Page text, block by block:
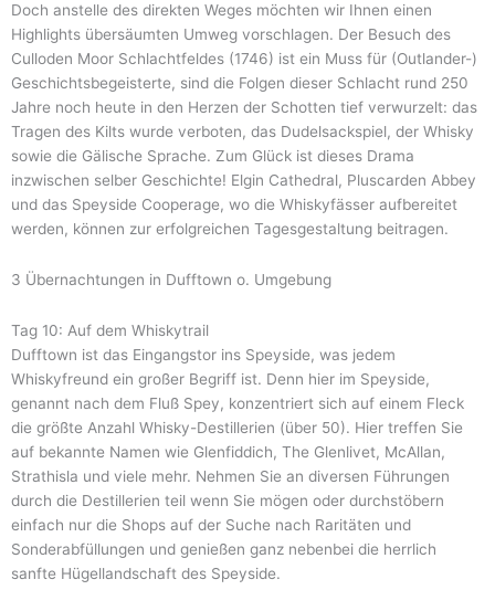
Doch anstelle des direkten Weges möchten wir Ihnen einen
Highlights übersäumten Umweg vorschlagen. Der Besuch des
Culloden Moor Schlachtfeldes (1746) ist ein Muss für (Outlander-)
Geschichtsbegeisterte, sind die Folgen dieser Schlacht rund 250
Jahre noch heute in den Herzen der Schotten tief verwurzelt: das
Tragen des Kilts wurde verboten, das Dudelsackspiel, der Whisky
sowie die Gälische Sprache. Zum Glück ist dieses Drama
inzwischen selber Geschichte! Elgin Cathedral, Pluscarden Abbey
und das Speyside Cooperage, wo die Whiskyfässer aufbereitet
werden, können zur erfolgreichen Tagesgestaltung beitragen.
3 Übernachtungen in Dufftown o. Umgebung
Tag 10: Auf dem Whiskytrail
Dufftown ist das Eingangstor ins Speyside, was jedem
Whiskyfreund ein großer Begriff ist. Denn hier im Speyside,
genannt nach dem Fluß Spey, konzentriert sich auf einem Fleck
die größte Anzahl Whisky-Destillerien (über 50). Hier treffen Sie
auf bekannte Namen wie Glenfiddich, The Glenlivet, McAllan,
Strathisla und viele mehr. Nehmen Sie an diversen Führungen
durch die Destillerien teil wenn Sie mögen oder durchstöbern
einfach nur die Shops auf der Suche nach Raritäten und
Sonderabfüllungen und genießen ganz nebenbei die herrlich
sanfte Hügellandschaft des Speyside.